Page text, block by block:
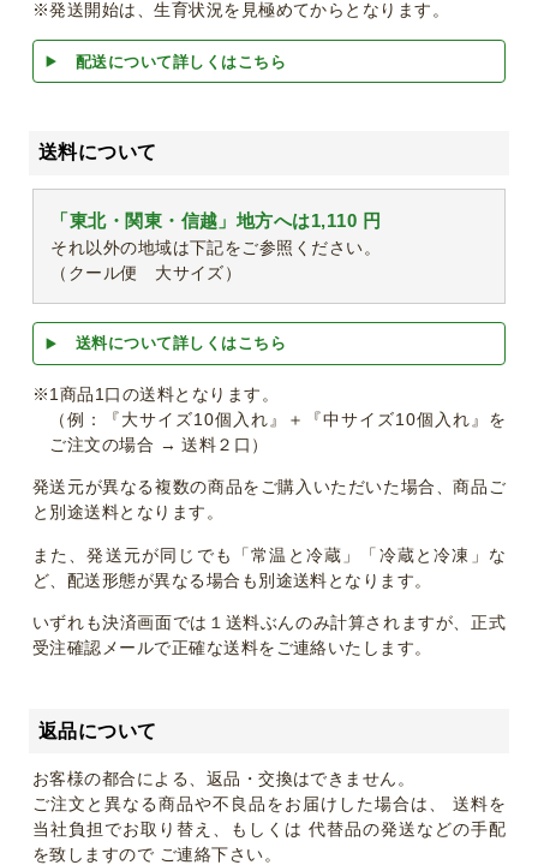
※発送開始は、生育状況を見極めてからとなります。
配送について詳しくはこちら
送料について
「東北・関東・信越」地方へは1,110 円
それ以外の地域は下記をご参照ください。
（クール便 大サイズ）
送料について詳しくはこちら
※1商品1口の送料となります。
（例：『大サイズ10個入れ』＋『中サイズ10個入れ』を
ご注文の場合 → 送料２口）
発送元が異なる複数の商品をご購入いただいた場合、商品ご
と別途送料となります。
また、発送元が同じでも「常温と冷蔵」「冷蔵と冷凍」な
ど、配送形態が異なる場合も別途送料となります。
いずれも決済画面では１送料ぶんのみ計算されますが、正式
受注確認メールで正確な送料をご連絡いたします。
返品について
お客様の都合による、返品・交換はできません。
ご注文と異なる商品や不良品をお届けした場合は、 送料を
当社負担でお取り替え、もしくは 代替品の発送などの手配
を致しますので ご連絡下さい。